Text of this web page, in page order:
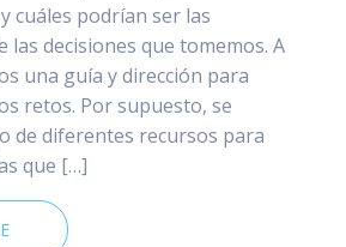
cuáles podrían ser las
las decisiones que tomemos. A
una guía y dirección para
retos. Por supuesto, se
de diferentes recursos para
que […]